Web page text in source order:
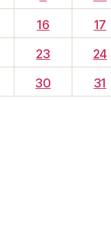
16 17
23 24
30
31